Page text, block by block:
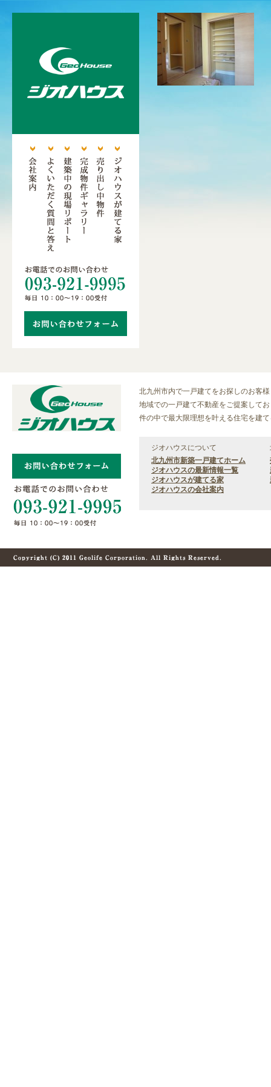
北九州市内で一戸建てをお探しのお客
地域での一戸建て不動産をご提案して
件の中で最大限理想を叶える住宅を建
ジオハウスについて
北九州市新築一戸建てホーム
ジオハウスの最新情報一覧
ジオハウスが建てる家
ジオハウスの会社案内